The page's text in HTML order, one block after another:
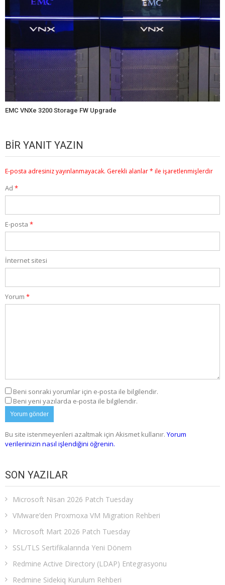
EMC VNXe 3200 Storage FW Upgrade
BIR YANIT YAZIN
E-posta adresiniz yayınlanmayacak. Gerekli alanlar* ile işaretlenmişlerdir
Ad *
E-posta *
İnternet sitesi
Yorum *
Beni sonraki yorumlar için e-posta ile bilgilendir.
Beni yeni yazılarda e-posta ile bilgilendir.
Bu site istenmeyenleri azaltmak için Akismet kullanır. Yorum
verilerinizin nasıl işlendiğini öğrenin.
SON YAZILAR
Microsoft Nisan 2026 Patch Tuesday
VMware’den Proxmoxa VM Migration Rehberi
Microsoft Mart 2026 Patch Tuesday
SSL/TLS Sertifikalarında Yeni Dönem
Redmine Active Directory (LDAP) Entegrasyonu
Redmine Sidekiq Kurulum Rehberi